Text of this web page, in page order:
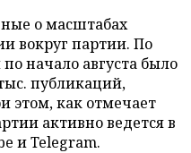
о масштабах
вокруг партии. По
начало августа было
публикаций,
этом, как отмечает
активно ведется в
и Telegram.